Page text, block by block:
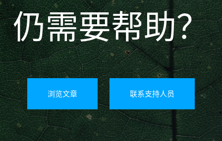
仍需要帮助？
浏览文章 联系支持人员